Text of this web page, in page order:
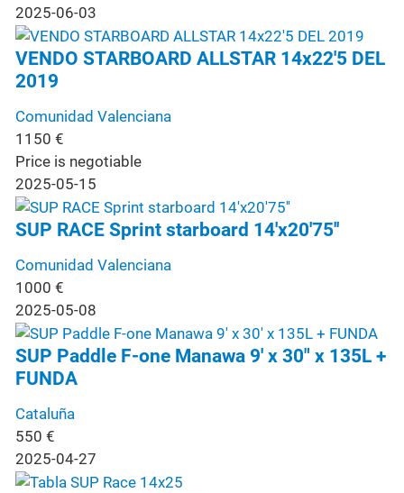
2025-06-03
VENDO STARBOARD ALLSTAR 14x22'5 DEL
2019
Comunidad Valenciana
1150 €
Price is negotiable
2025-05-15
SUP RACE Sprint starboard 14'x20'75''
Comunidad Valenciana
1000 €
2025-05-08
SUP Paddle F-one Manawa 9' x 30" x 135L +
FUNDA
Cataluña
550 €
2025-04-27